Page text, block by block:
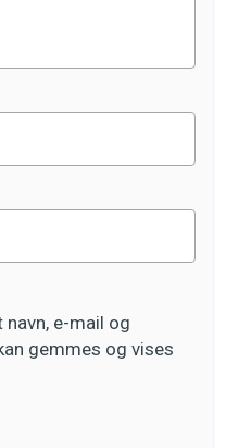
e-mail og
gemmes og vises